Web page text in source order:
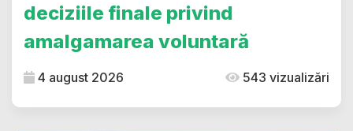
deciziile finale privind
amalgamarea voluntară
4 august 2026 543 vizualizări